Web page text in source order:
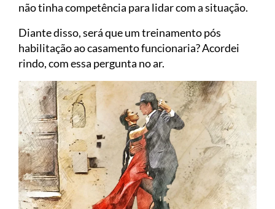
não tinha competência para lidar com a situação.
Diante disso, será que um treinamento pós
habilitação ao casamento funcionaria? Acordei
rindo, com essa pergunta no ar.